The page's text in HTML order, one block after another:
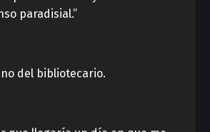
paradisial.”
del bibliotecario.